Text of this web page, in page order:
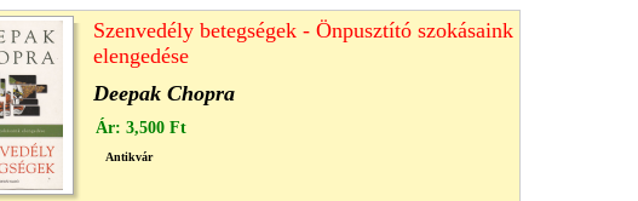
Szenvedély betegségek - Önpusztító szokásaink
elengedése
Deepak Chopra
Ár: 3,500 Ft
Antikvár